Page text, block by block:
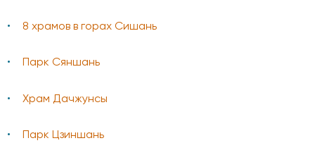
8 храмов в горах Сишань
Парк Сяншань
Храм Дачжунсы
Парк Цзиншань